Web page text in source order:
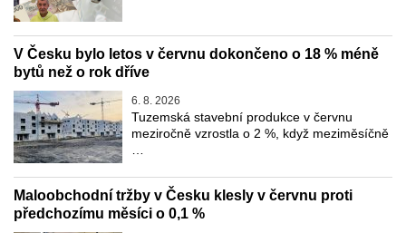
V Česku bylo letos v červnu dokončeno o 18 % méně
bytů než o rok dříve
6. 8. 2026
Tuzemská stavební produkce v červnu
meziročně vzrostla o 2 %, když meziměsíčně
Maloobchodní tržby v Česku klesly v červnu proti
předchozímu měsíci o 0,1 %